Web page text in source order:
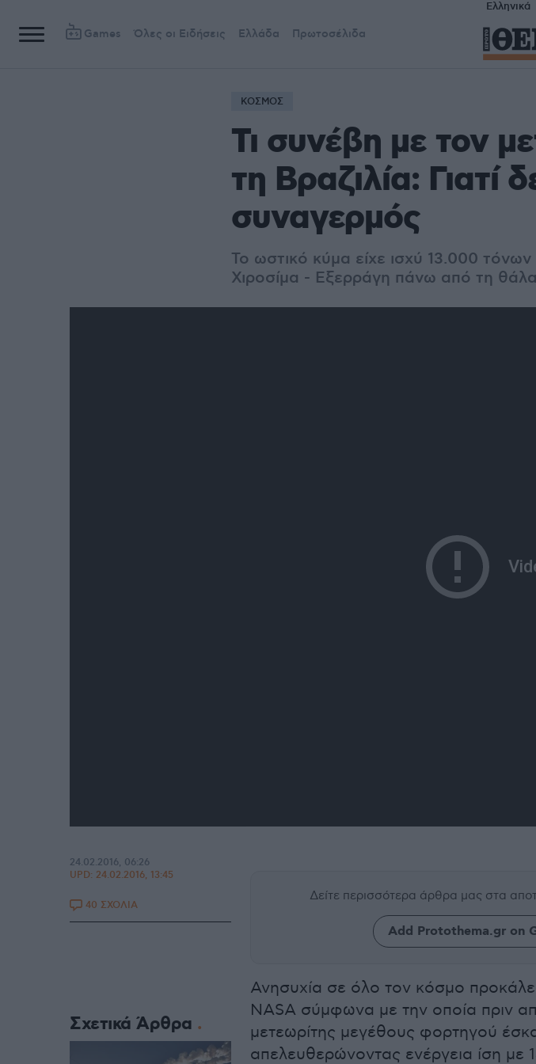
Ελληνικά
Games Όλες οι Ειδήσεις Ελλάδα Πρωτοσέλιδα
ΚΟΣΜΟΣ
Τι συνέβη με τον
τη Βραζιλία: Γιατί
συναγερμός
Το ωστικό κύμα είχε ισχύ 13.000
Χιροσίμα - Εξερράγη πάνω από τη
Δείτε περισσότερα άρθρα μας στα
Add Protothema.gr on
Ανησυχία σε όλο τον κόσμο
NASA σύμφωνα με την οποία πριν
μετεωρίτης μεγέθους φορτηγού
απελευθερώνοντας ενέργεια ίση με
24.02.2016, 06:26
UPD: 24.02.2016, 13:45
40 ΣΧΟΛΙΑ
Σχετικά Άρθρα